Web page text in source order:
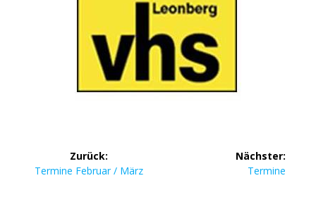
Zurück:
Termine Februar / März
Nächster:
Termine